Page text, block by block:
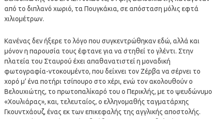
από το διπλανό χωριό, τα Πουγκάκια, σε απόσταση μόλις εφτά
χιλιομέτρων.
Κανένας δεν ήξερε το λόγο που συγκεντρώθηκαν εδώ, αλλά και
μόνον η παρουσία τους έφτανε για να στηθεί το γλέντι. Στην
πλατεία του Σταυρού έχει απαθανατιστεί η μοναδική
φωτογραφία-ντοκουμέντο, που δείχνει τον Ζέρβα να σέρνει το
χορό μ’ ένα ποτήρι τσίπουρο στο χέρι, ενώ τον ακολουθούν ο
Βελουχιώτης, το πρωτοπαλίκαρό του ο Περικλής, με το ψευδώνυμο
«Χουλιάρας», και, τελευταίος, ο ελληνομαθής ταγματάρχης
Γκουντχάουζ, ένας εκ των επικεφαλής της αγγλικής αποστολής.